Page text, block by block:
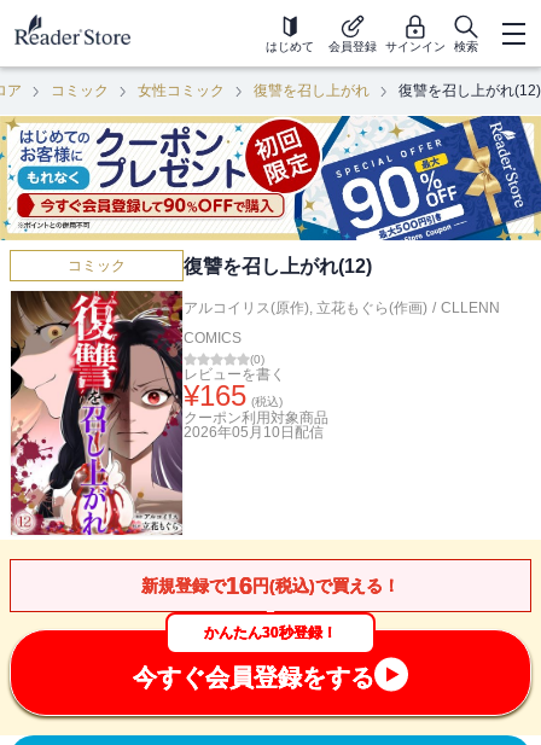
はじめて 会員登録 サインイン 検索
ア コミック 女性コミック 復讐を召し上がれ 復讐を召し上がれ(12)
コミック 復讐を召し上がれ(12)
アルコイリス(原作), 立花もぐら(作画) / CLLENN
COMICS
(0)
レビューを書く
¥165 (税込)
クーポン利用対象商品
2026年05月10日 配信
新規登録で16円(税込)で買える！
かんたん30秒登録！
今すぐ会員登録をする